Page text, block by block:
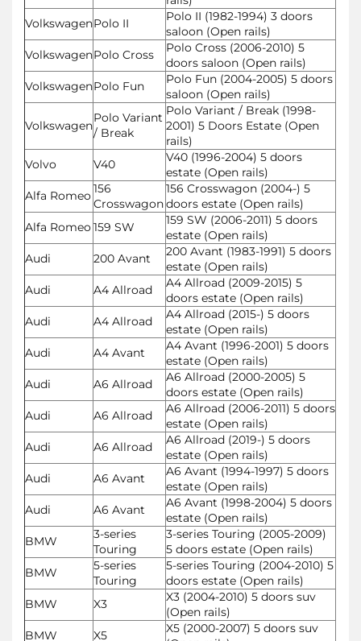
VolkswagenPolo II
Polo II (1982-1994) 3 doors
saloon (Open rails)
VolkswagenPolo Cross
Polo Cross (2006-2010) 5
doors saloon (Open rails)
VolkswagenPolo Fun
Polo Fun (2004-2005) 5 doors
saloon (Open rails)
Volkswagen
Polo Variant
/ Break
Polo Variant / Break (1998-
2001) 5 Doors Estate (Open
rails)
Volvo
V40
V40 (1996-2004) 5 doors
estate (Open rails)
Alfa Romeo156
Crosswagon
156 Crosswagon (2004-) 5
doors estate (Open rails)
Alfa Romeo159 SW
159 SW (2006-2011) 5 doors
estate (Open rails)
Audi
200 Avant
200 Avant (1983-1991) 5 doors
estate (Open rails)
Audi
A4 Allroad
A4 Allroad (2009-2015) 5
doors estate (Open rails)
Audi
A4 Allroad
A4 Allroad (2015-) 5 doors
estate (Open rails)
Audi
A4 Avant
A4 Avant (1996-2001) 5 doors
estate (Open rails)
Audi
A6 Allroad
A6 Allroad (2000-2005) 5
doors estate (Open rails)
Audi
A6 Allroad
A6 Allroad (2006-2011) 5 doors
estate (Open rails)
Audi
A6 Allroad
A6 Allroad (2019-) 5 doors
estate (Open rails)
Audi
A6 Avant
A6 Avant (1994-1997) 5 doors
estate (Open rails)
Audi
A6 Avant
A6 Avant (1998-2004) 5 doors
estate (Open rails)
BMW
3-series
Touring
3-series Touring (2005-2009)
5 doors estate (Open rails)
BMW
5-series
Touring
5-series Touring (2004-2010) 5
doors estate (Open rails)
BMW
X3
X3 (2004-2010) 5 doors suv
(Open rails)
BMW
X5
X5 (2000-2007) 5 doors suv